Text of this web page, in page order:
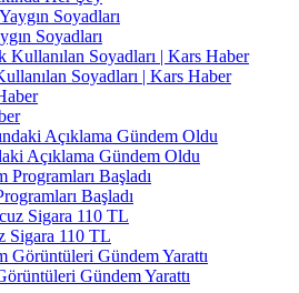
Soyadları
Soyadları | Kars Haber
Açıklama Gündem Oldu
Başladı
Sigara 110 TL
Gündem Yarattı